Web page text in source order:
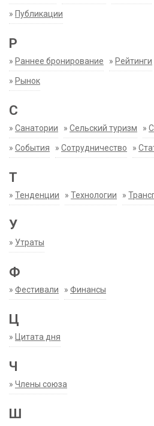
» Публикации
Р
» Раннее бронирование » Рейтинги
» Рынок
С
» Санатории » Сельский туризм »
» События » Сотрудничество »
Т
» Тенденции » Технологии »
У
» Утраты
Ф
» Фестивали » Финансы
Ц
» Цитата дня
Ч
» Члены союза
Ш